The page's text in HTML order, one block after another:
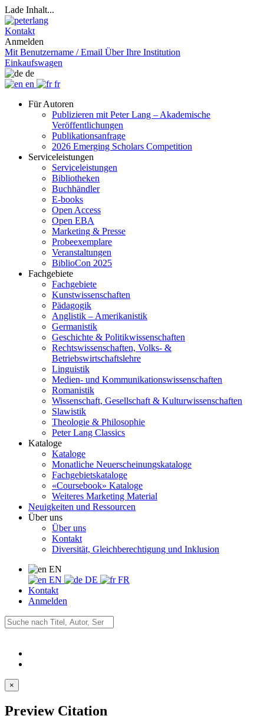
Lade Inhalt...
Kontakt
Anmelden
Mit Benutzername / Email Über Ihre Institution
Einkaufswagen
de
en
fr
Für Autoren
Publizieren mit Peter Lang – Akademische
Veröffentlichungen
Publikationsanfrage
2026 Emerging Scholars Competition
Serviceleistungen
Serviceleistungen
Bibliotheken
Buchhändler
E-books
Open Access
Open EBA
Marketing & Presse
Probeexemplare
Veranstaltungen
BiblioCon 2025
Fachgebiete
Fachgebiete
Kunstwissenschaften
Pädagogik
Anglistik – Amerikanistik
Germanistik
Geschichte & Politikwissenschaften
Rechtswissenschaften, Volks- &
Betriebswirtschaftslehre
Linguistik
Medien- und Kommunikationswissenschaften
Romanistik
Wissenschaft, Gesellschaft & Kulturwissenschaften
Slawistik
Theologie & Philosophie
Peter Lang Classics
Kataloge
Kataloge
Monatliche Neuerscheinungskataloge
Fachgebietskataloge
«Coursebook» Kataloge
Weiteres Marketing Material
Neuigkeiten und Ressourcen
Über uns
Über uns
Kontakt
Diversität, Gleichberechtigung und Inklusion
EN
EN
DE
FR
Kontakt
Anmelden
×
Preview Citation